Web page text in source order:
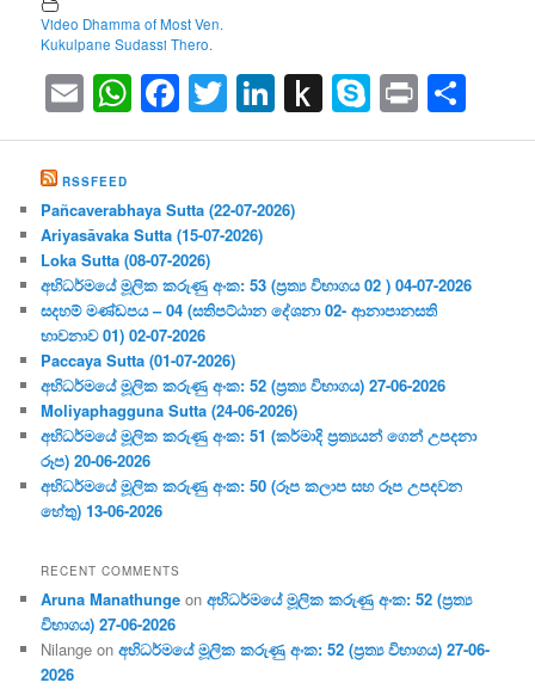
Video Dhamma of Most Ven.
Kukulpane Sudassi Thero.
EmailWhatsApp
Facebook
Twitter
LinkedIn
Push
to
Skype
Print
RSSFEED
Pañcaverabhaya Sutta (22-07-2026)
Ariyasāvaka Sutta (15-07-2026)
Loka Sutta (08-07-2026)
අභිධර්මයේ මූලික කරුණු අංක: 53 (ප්‍ර‍ත්‍ය විභාගය 02 ) 04-07-2026
සදහම් මණ්ඩපය – 04 (සතිපට්ඨාන දේශනා 02- ආනාපානසති
භාවනාව 01) 02-07-2026
Paccaya Sutta (01-07-2026)
අභිධර්මයේ මූලික කරුණු අංක: 52 (ප්‍ර‍ත්‍ය විභාගය) 27-06-2026
Moliyaphagguna Sutta (24-06-2026)
අභිධර්මයේ මූලික කරුණු අංක: 51 (කර්මාදි ප්‍ර‍ත්‍යයන් ගෙන් උපදනා
රූප) 20-06-2026
අභිධර්මයේ මූලික කරුණු අංක: 50 (රූප කලාප සහ රූප උපදවන
හේතු) 13-06-2026
RECENT COMMENTS
Aruna Manathunge onඅභිධර්මයේ මූලික කරුණු අංක: 52 (ප්‍ර‍ත්‍ය
විභාගය) 27-06-2026
Nilange onඅභිධර්මයේ මූලික කරුණු අංක: 52 (ප්‍ර‍ත්‍ය විභාගය) 27-06-
2026